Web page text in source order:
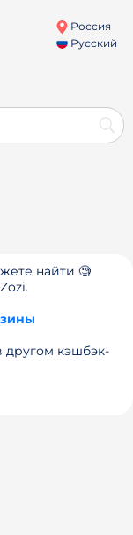
Россия
Русский
найти 🧐
другом кэшбэк-